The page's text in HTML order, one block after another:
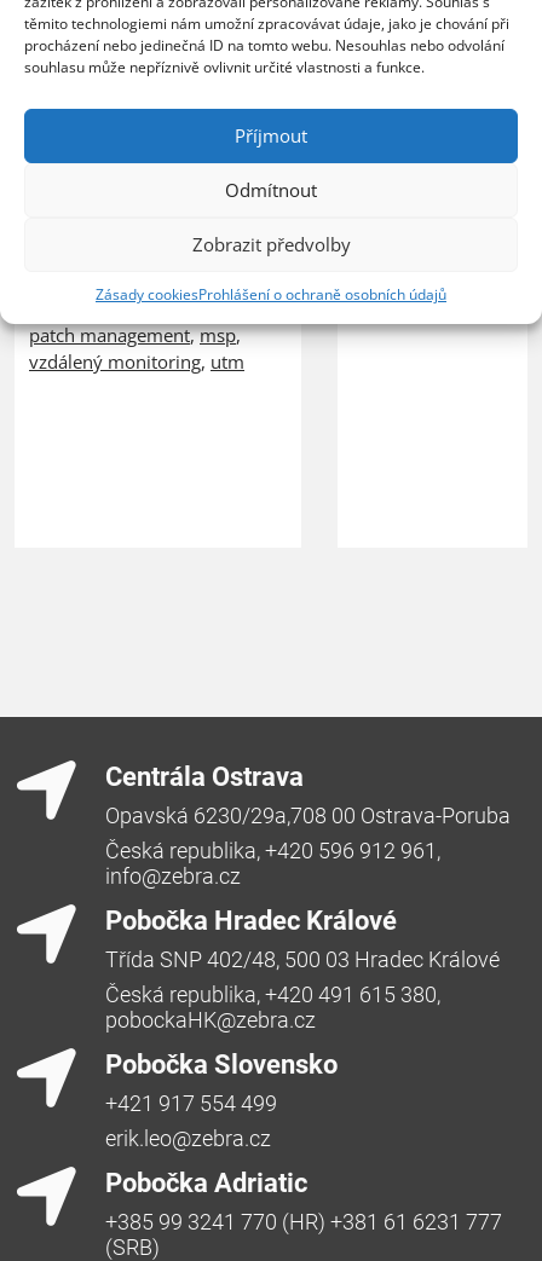
těmito technologiemi nám umožní zpracovávat údaje, jako je chování při
procházení nebo jedinečná ID na tomto webu. Nesouhlas nebo odvolání
souhlasu může nepříznivě ovlivnit určité vlastnosti a funkce.
Příjmout
Odmítnout
Zobrazit předvolby
Zásady cookiesProhlášení o ochraně osobních údajů
Poskytovatel MSP služeb
zvládá rostoucí počet
zákazníků bez nutnosti
PRAHA, 23. července 2026 –
ZEBRA SYSTEMS, distributor
řešení N-able na českém a
společnost COMTEC, partner
patch management,msp,
vzdálený monitoring, utm
provozem, vyšší
ochrany před
hrozbami a spolehlivý
pro vzdálenou práci
července 2026 –
firewall,kerio control
síťová bezpečnost
Centrála Ostrava
Opavská 6230/29a,708 00 Ostrava-Poruba
Česká republika, +420 596 912 961,
info@zebra.cz
Pobočka Hradec Králové
Třída SNP 402/48, 500 03 Hradec Králové
Česká republika, +420 491 615 380,
pobockaHK@zebra.cz
Pobočka Slovensko
+421 917 554 499
erik.leo@zebra.cz
Pobočka Adriatic
+385 99 3241 770 (HR) +381 61 6231 777
(SRB)